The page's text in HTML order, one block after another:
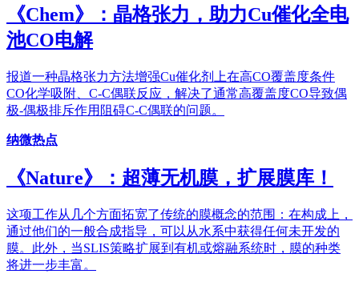
《Chem》：晶格张力，助力Cu催化全电
池CO电解
报道一种晶格张力方法增强Cu催化剂上在高CO覆盖度条件
CO化学吸附、C-C偶联反应，解决了通常高覆盖度CO导致偶
极-偶极排斥作用阻碍C-C偶联的问题。
纳微热点
《Nature》：超薄无机膜，扩展膜库！
这项工作从几个方面拓宽了传统的膜概念的范围：在构成上，
通过他们的一般合成指导，可以从水系中获得任何未开发的
膜。此外，当SLIS策略扩展到有机或熔融系统时，膜的种类
将进一步丰富。